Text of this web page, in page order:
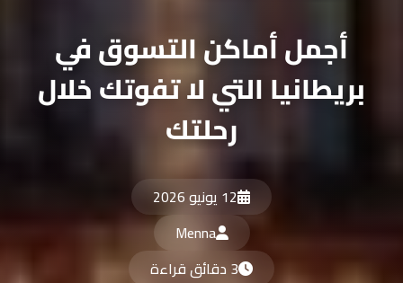
أجمل أماكن التسوق في
بريطانيا التي لا تفوتك خلال
رحلتك
12 يونيو 2026
Menna
3 دقائق قراءة